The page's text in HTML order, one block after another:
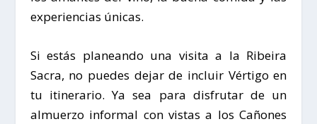
experiencias únicas.
Si estás planeando una visita a la Ribeira
Sacra, no puedes dejar de incluir Vértigo en
tu itinerario. Ya sea para disfrutar de un
almuerzo informal con vistas a losCañones